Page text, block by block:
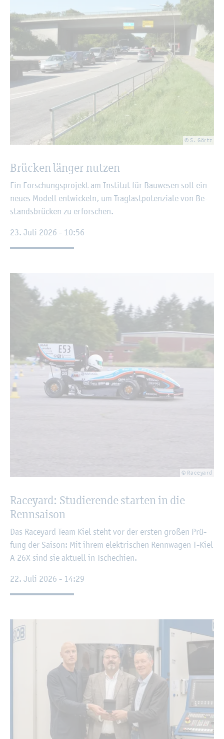
© S. Görtz
Brü­cken län­ger nut­zen
Ein For­schungs­pro­jekt am In­sti­tut für Bau­we­sen soll ein
neues Mo­dell ent­wi­ckeln, um Tra­glas­t­po­ten­zia­le von Be­
stands­brü­cken zu er­for­schen.
23. Juli 2026 - 10:56
© Raceyard
Raceyard: Stu­die­ren­de star­ten in die
Renn­sai­son
Das Raceyard Team Kiel steht vor der ers­ten gro­ßen Prü­
fung der Sai­son: Mit ihrem elek­tri­schen Renn­wa­gen T-Kiel
A 26X sind sie ak­tu­ell in Tsche­chi­en.
22. Juli 2026 - 14:29